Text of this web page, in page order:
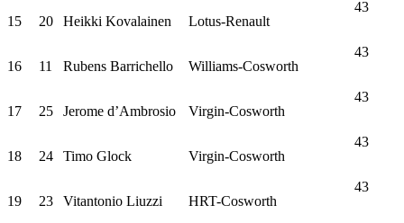
15 20 Heikki Kovalainen Lotus-Renault
43
16 11 Rubens Barrichello Williams-Cosworth
43
17 25 Jerome d’Ambrosio Virgin-Cosworth
43
18 24 Timo Glock Virgin-Cosworth
43
19 23 Vitantonio Liuzzi HRT-Cosworth
43